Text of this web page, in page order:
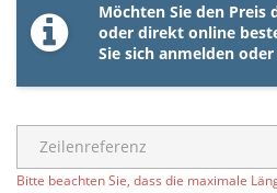
Möchten Sie den Preis
oder direkt online
Sie sich anmelden oder
Bitte beachten Sie, dass die maximale